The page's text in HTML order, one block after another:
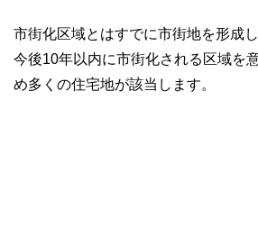
市街化区域とはすでに市街地を形成
今後10年以内に市街化される区域を
め多くの住宅地が該当します。